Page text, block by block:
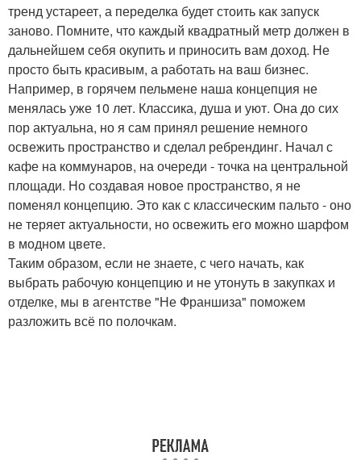
тренд устареет, а переделка будет стоить как запуск
заново. Помните, что каждый квадратный метр должен в
дальнейшем себя окупить и приносить вам доход. Не
просто быть красивым, а работать на ваш бизнес.
Например, в горячем пельмене наша концепция не
менялась уже 10 лет. Классика, душа и уют. Она до сих
пор актуальна, но я сам принял решение немного
освежить пространство и сделал ребрендинг. Начал с
кафе на коммунаров, на очереди - точка на центральной
площади. Но создавая новое пространство, я не
поменял концепцию. Это как с классическим пальто - оно
не теряет актуальности, но освежить его можно шарфом
в модном цвете.
Таким образом, если не знаете, с чего начать, как
выбрать рабочую концепцию и не утонуть в закупках и
отделке, мы в агентстве "Не Франшиза" поможем
разложить всё по полочкам.